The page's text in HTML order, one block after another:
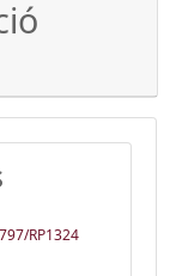
RP1324